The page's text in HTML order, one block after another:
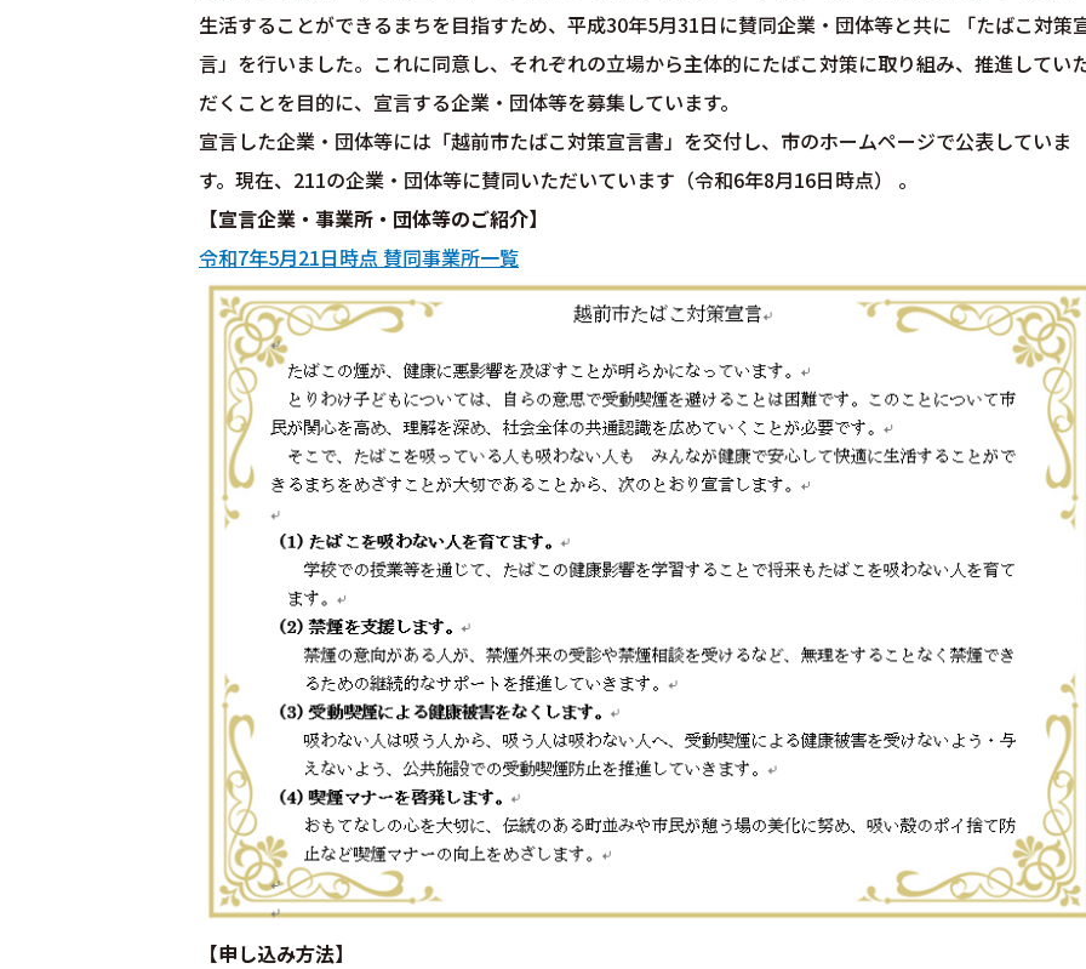
生活することができるまちを目指すため、平成30年5月31日に賛同企業・団体等と共に 「たばこ対策
言」を行いました。これに同意し、それぞれの立場から主体的にたばこ対策に取り組み、推進してい
だくことを目的に、宣言する企業・団体等を募集しています。
宣言した企業・団体等には「越前市たばこ対策宣言書」を交付し、市のホームページで公表していま
す。現在、211の企業・団体等に賛同いただいています（令和6年8月16日時点） 。
【宣言企業・事業所・団体等のご紹介】
令和7年5月21日時点 賛同事業所一覧
【申し込み方法】